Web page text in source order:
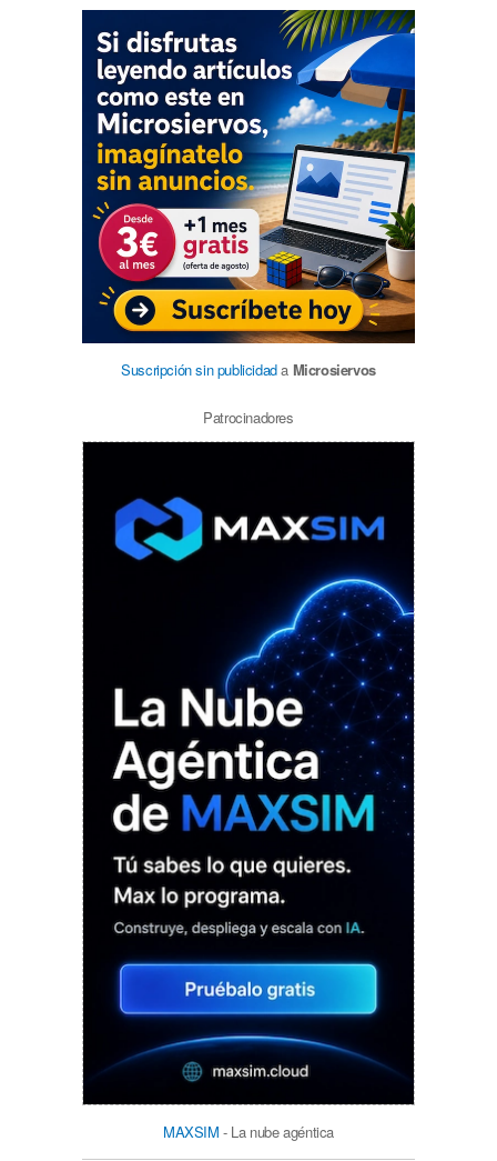
Suscripción sin publicidada Microsiervos
Patrocinadores
MAXSIM - La nube agéntica